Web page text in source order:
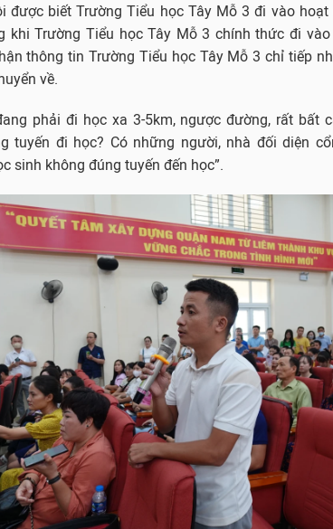
được biết Trường Tiểu học Tây Mỗ 3 đi vào
khi Trường Tiểu học Tây Mỗ 3 chính thức đi
thông tin Trường Tiểu học Tây Mỗ 3 chỉ tiếp
về.
phải đi học xa 3-5km, ngược đường, rất bất
tuyến đi học? Có những người, nhà đối diện
sinh không đúng tuyến đến học”.